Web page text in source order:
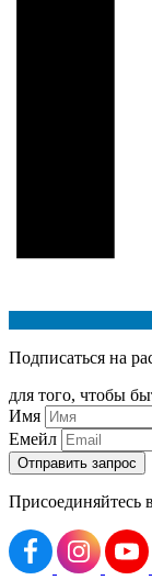
Подписаться на
для того, чтобы
Имя
Емейл
Присоединяйтесь